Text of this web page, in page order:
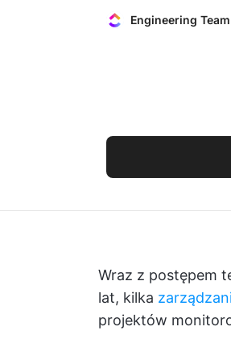
Engineering Team
Wraz z postępem
lat, kilka
projektów